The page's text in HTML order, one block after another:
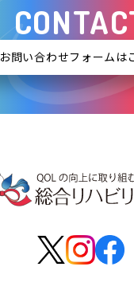
お問い合わせフォームは